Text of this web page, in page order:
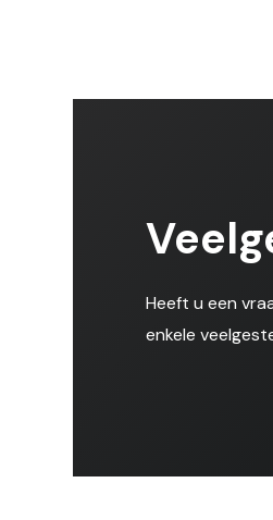
Heeft u een
enkele